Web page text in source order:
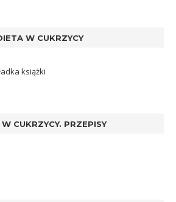
W CUKRZYCY
CUKRZYCY. PRZEPISY